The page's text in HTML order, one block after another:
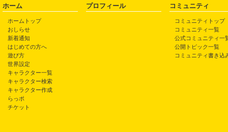
ホーム
ホームトップ
おしらせ
新着通知
はじめての方へ
遊び方
世界設定
キャラクター一覧
キャラクター検索
キャラクター作成
らっポ
チケット
プロフィール コミュニティ
コミュニティトップ
コミュニティ一覧
公式コミュニティ一
公開トピック一覧
コミュニティ書き込